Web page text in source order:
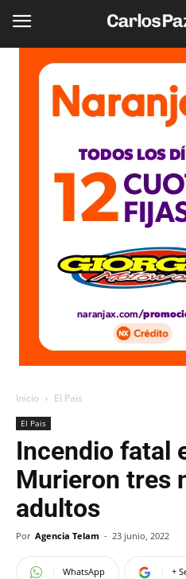
Inicio El Pais
El Pais
Incendio fatal
Murieron tres
adultos
Por Agencia Telam - 23 junio, 2022
WhatsApp +